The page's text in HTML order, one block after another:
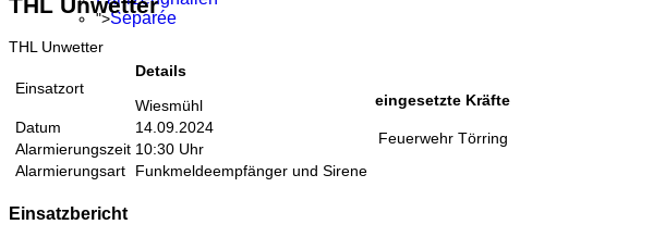
">Separée
THL Unwetter
THL Unwetter
Einsatzort
Details
Wiesmühl
Datum
14.09.2024
Alarmierungszeit 10:30 Uhr
Alarmierungsart
Funkmeldeempfänger und Sirene
eingesetzte Kräfte
Feuerwehr Törring
Einsatzbericht